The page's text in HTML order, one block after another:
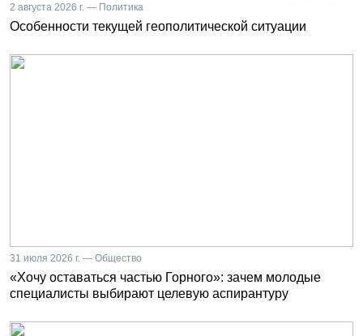
2 августа 2026 г. — Политика
Особенности текущей геополитической ситуации
31 июля 2026 г. — Общество
«Хочу оставаться частью Горного»: зачем молодые
специалисты выбирают целевую аспирантуру